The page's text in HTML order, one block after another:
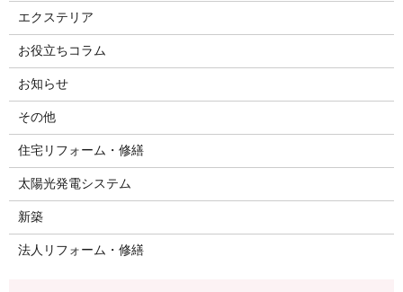
エクステリア
お役立ちコラム
お知らせ
その他
住宅リフォーム・修繕
太陽光発電システム
新築
法人リフォーム・修繕